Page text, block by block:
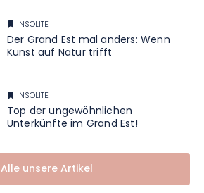
INSOLITE
Der Grand Est mal anders: Wenn
Kunst auf Natur trifft
INSOLITE
Top der ungewöhnlichen
Unterkünfte im Grand Est!
Alle unsere Artikel